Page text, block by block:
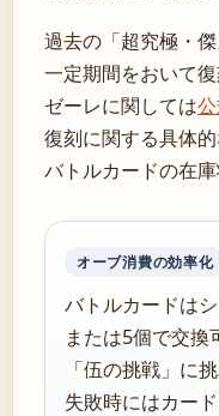
過去の「超究極・
一定期間をおいて
ゼーレに関しては
復刻に関する具体
バトルカードの在
オーブ消費の効率化
バトルカードは
または5個で交
「伍の挑戦」に
失敗時にはカー